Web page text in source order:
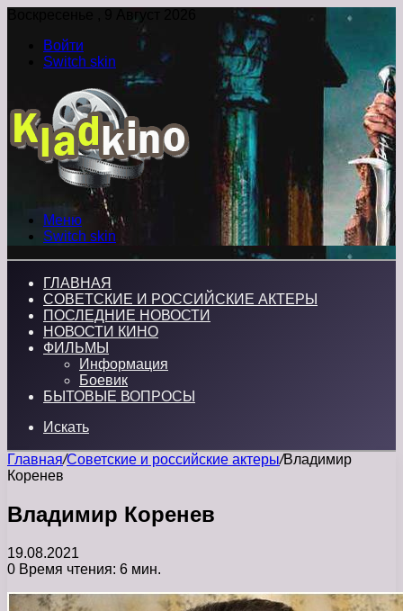
Воскресенье , 9 Август 2026
Войти
Switch skin
Меню
Switch skin
ГЛАВНАЯ
СОВЕТСКИЕ И РОССИЙСКИЕ АКТЕРЫ
ПОСЛЕДНИЕ НОВОСТИ
НОВОСТИ КИНО
ФИЛЬМЫ
Информация
Боевик
БЫТОВЫЕ ВОПРОСЫ
Искать
Главная/Советские и российские актеры/Владимир
Коренев
Владимир Коренев
19.08.2021
0 Время чтения: 6 мин.